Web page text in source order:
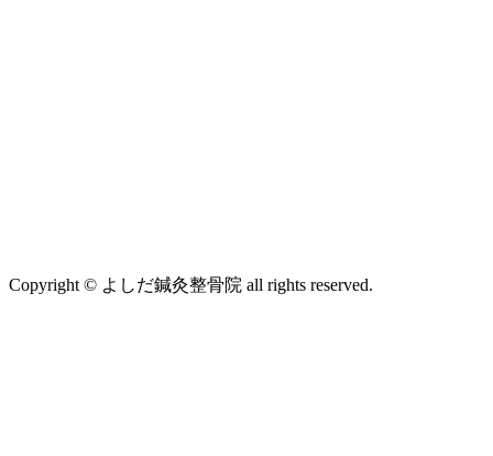
Copyright © よしだ鍼灸整骨院 all rights reserved.